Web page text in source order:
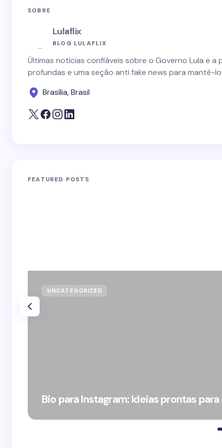
SOBRE
Lulaflix
BLOG LULAFLIX
Últimas notícias confiáveis sobre o Governo Lula e
profundas e uma seção anti fake news para mantê-
Brasília, Brasil
FEATURED POSTS
UNCATEGORIZED
Bio para Instagram: Ideias prontas